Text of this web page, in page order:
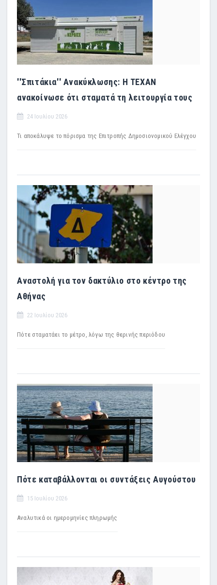
''Σπιτάκια'' Ανακύκλωσης: Η TEXAN
ανακοίνωσε ότι σταματά τη λειτουργία τους
24 Ιουλίου 2026
Τι αποκάλυψε το πόρισμα της Επιτροπής Δημοσιονομικού Ελέγχου
Αναστολή για τον δακτύλιο στο κέντρο της
Αθήνας
22 Ιουλίου 2026
Πότε σταματάει το μέτρο, λόγω της θερινής περιόδου
Πότε καταβάλλονται οι συντάξεις Αυγούστου
15 Ιουλίου 2026
Αναλυτικά οι ημερομηνίες πληρωμής